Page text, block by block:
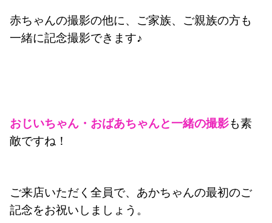
赤ちゃんの撮影の他に、ご家族、ご親族の方も
一緒に記念撮影できます♪
おじいちゃん・おばあちゃんと一緒の撮影も素
敵ですね！
ご来店いただく全員で、あかちゃんの最初のご
記念をお祝いしましょう。